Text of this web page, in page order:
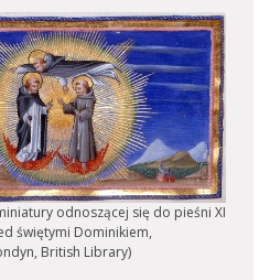
odnoszącej się do pieśni XI
świętymi Dominikiem,
British Library)